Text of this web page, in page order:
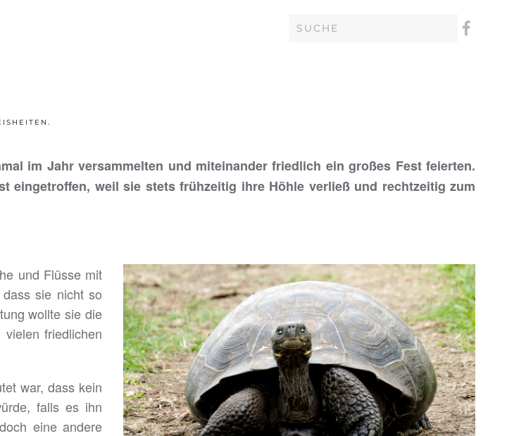
.
im Jahr versammelten und miteinander friedlich ein großes Fest feierten.
eingetroffen, weil sie stets frühzeitig ihre Höhle verließ und rechtzeitig zum
und Flüsse mit
sie nicht so
wollte sie die
friedlichen
war, dass kein
falls es ihn
eine andere